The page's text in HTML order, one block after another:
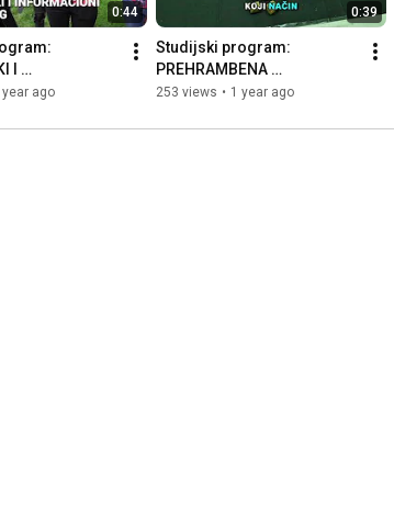
0:44
I
year ago
0:39
Studijski program:
PREHRAMBENA
TEHNOLOGIJA, modul:
PROIZVODA
253 views • 1 year ago